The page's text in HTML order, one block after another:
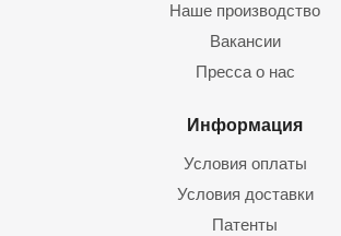
Наше производство
Вакансии
Пресса о нас
Информация
Условия оплаты
Условия доставки
Патенты